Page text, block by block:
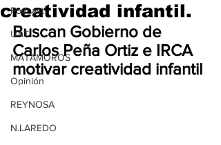
Podcast
UAT
MATAMOROS
Opinión
REYNOSA
N.LAREDO
creatividad infantil.
Buscan Gobierno de
Carlos Peña Ortiz e IRCA
motivar creatividad infantil